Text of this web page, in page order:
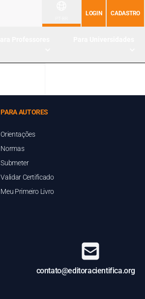
LOGIN CADASTRO
PARA AUTORES
Orientações
Normas
Submeter
Validar Certificado
Meu Primeiro Livro
contato@editoracientifica.org